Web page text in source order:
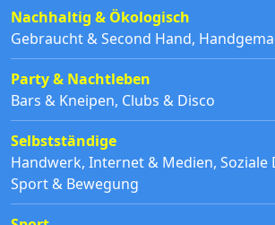
Nachhaltig & Ökologisch
Gebraucht & Second Hand,
Party & Nachtleben
Bars & Kneipen, Clubs & Disco
Selbstständige
Handwerk, Internet & Medien, Soziale
Sport & Bewegung